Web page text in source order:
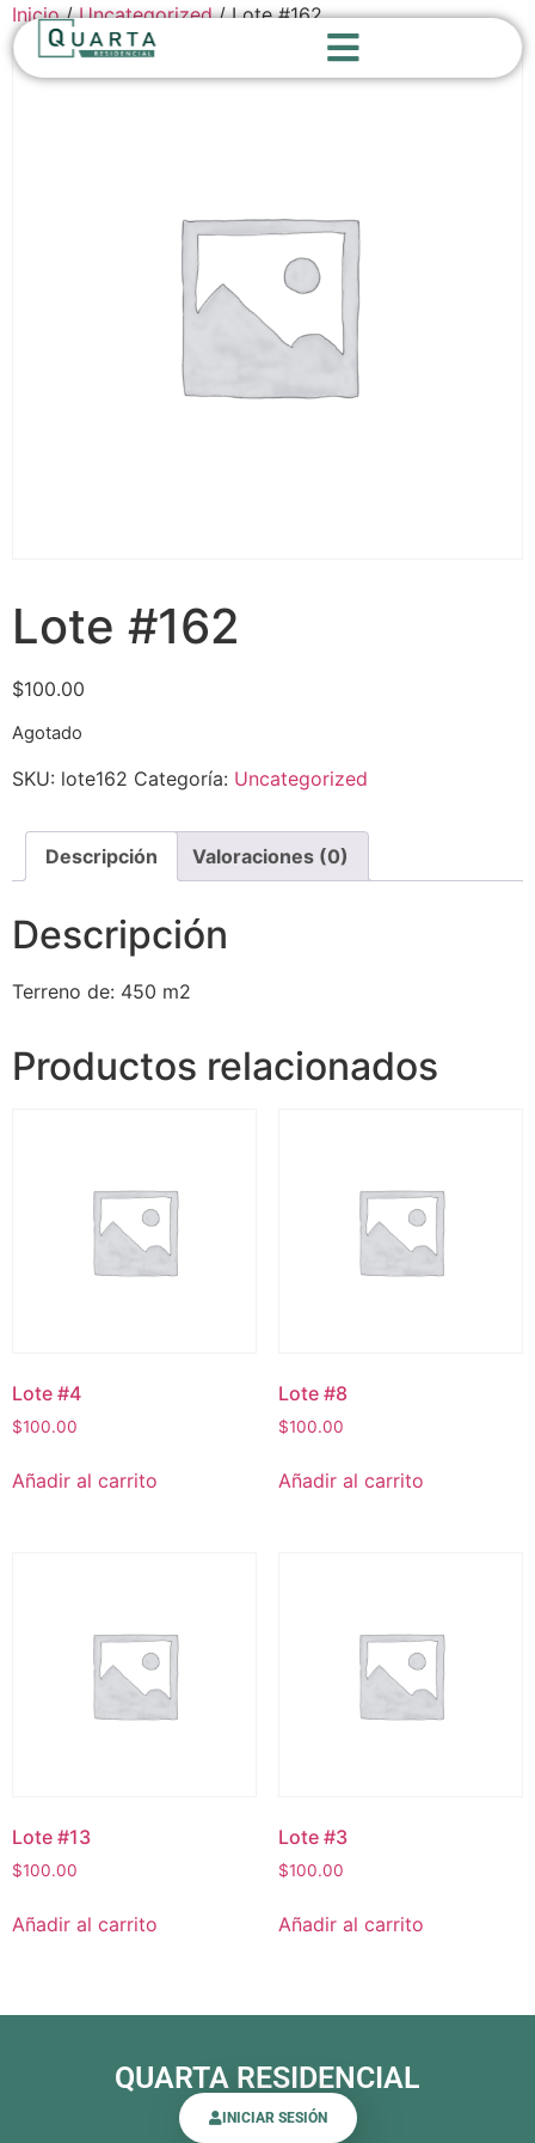
Inicio/Uncategorized/ Lote #162
Lote #162
$100.00
Agotado
SKU: lote162 Categoría: Uncategorized
Descripción Valoraciones (0)
Descripción
Terreno de: 450 m2
Productos relacionados
Lote #4
$100.00
Añadir al carrito
Lote #8
$100.00
Añadir al carrito
Lote #13
$100.00
Añadir al carrito
Lote #3
$100.00
Añadir al carrito
QUARTA RESIDENCIAL
INICIAR SESIÓN